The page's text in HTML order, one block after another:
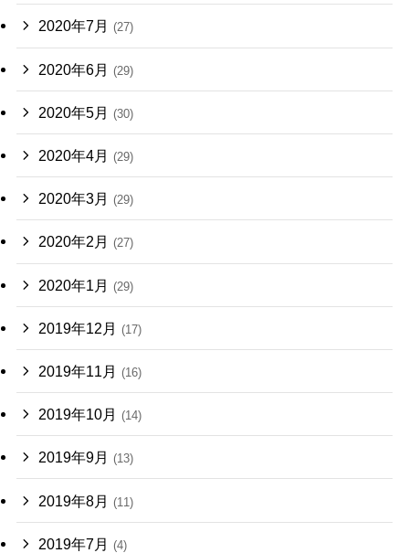
2020年7月 (27)
2020年6月 (29)
2020年5月 (30)
2020年4月 (29)
2020年3月 (29)
2020年2月 (27)
2020年1月 (29)
2019年12月 (17)
2019年11月 (16)
2019年10月 (14)
2019年9月 (13)
2019年8月 (11)
2019年7月 (4)